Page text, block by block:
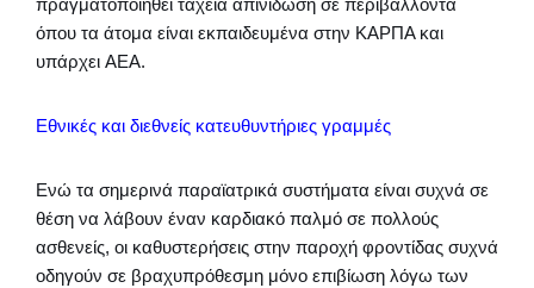
πραγματοποιηθεί ταχεία απινίδωση σε περιβάλλοντα
όπου τα άτομα είναι εκπαιδευμένα στην ΚΑΡΠΑ και
υπάρχει AEΑ.
Εθνικές και διεθνείς κατευθυντήριες γραμμές
Ενώ τα σημερινά παραϊατρικά συστήματα είναι συχνά σε
θέση να λάβουν έναν καρδιακό παλμό σε πολλούς
ασθενείς, οι καθυστερήσεις στην παροχή φροντίδας συχνά
οδηγούν σε βραχυπρόθεσμη μόνο επιβίωση λόγω των